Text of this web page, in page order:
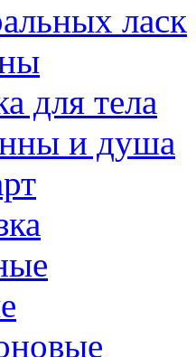
ласк
для тела
и душа